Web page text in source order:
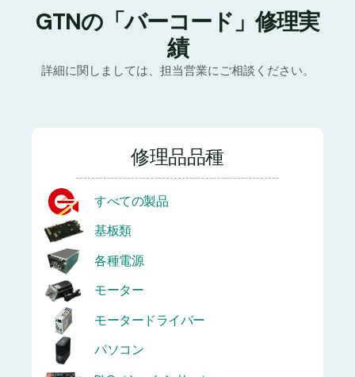
GTNの「バーコード」修理実
績
詳細に関しましては、担当営業にご相談ください。
修理品品種
すべての製品
基板類
各種電源
モーター
モータードライバー
パソコン